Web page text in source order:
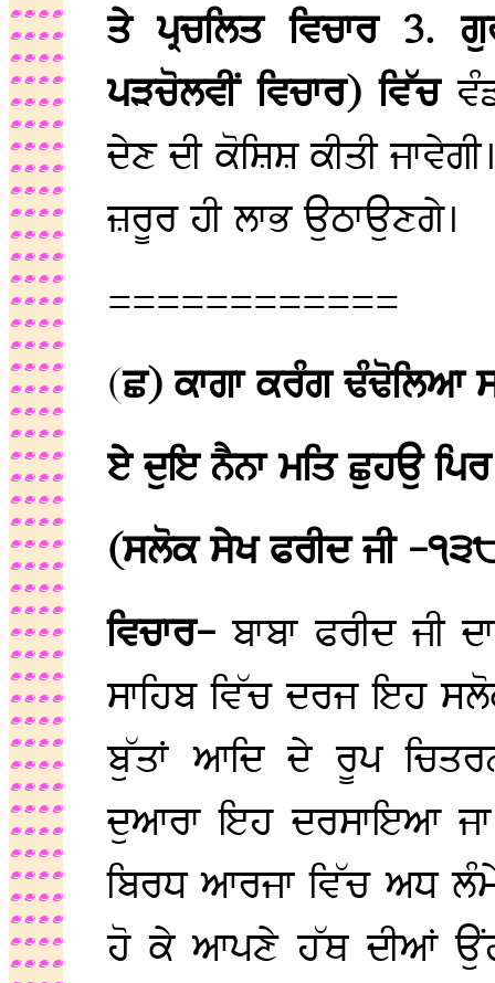
ਤੇ ਪ੍ਰਚਲਿਤ ਵਿਚਾਰ 3.
ਪੜਚੋਲਵੀਂ ਵਿਚਾਰ) ਵਿੱਚ
ਦੇਣ ਦੀ ਕੋਸ਼ਿਸ਼ ਕੀਤੀ
ਜ਼ਰੂਰ ਹੀ ਲਾਭ ਉਠਾਉਣਗੇ।
============
(ਛ) ਕਾਗਾ ਕਰੰਗ ਢੰਢੋਲਿਆ
ਏ ਦੁਇ ਨੈਨਾ ਮਤਿ ਛੁਹਉ
(ਸਲੋਕ ਸੇਖ ਫਰੀਦ ਜੀ -
ਵਿਚਾਰ-ਬਾਬਾ ਫਰੀਦ ਜੀ
ਸਾਹਿਬ ਵਿੱਚ ਦਰਜ ਇਹ
ਬੁੱਤਾਂ ਆਦਿ ਦੇ ਰੂਪ
ਦੁਆਰਾ ਇਹ ਦਰਸਾਇਆ ਜਾ
ਬਿਰਧ ਆਰਜਾ ਵਿੱਚ ਅਧ
ਹੋ ਕੇ ਆਪਣੇ ਹੱਥ ਦੀਆਂ